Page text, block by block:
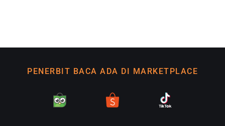
PENERBIT BACA ADA DI MARKETPLACE